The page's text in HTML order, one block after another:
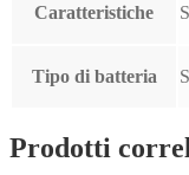
Caratteristiche
Tipo di batteria
Prodotti